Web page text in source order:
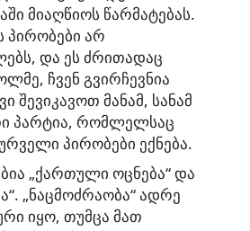
მიაღწიოს წარმატებას.
პირობები არ
და ეს ძრითადაც
ჩვენ გვირჩევნია
შევიკავოთ მანამ, სანამ
პარტია, რომლელსაც
პირობები ექნება.
„ქართული ოცნება“ და
„ნაცმოძრაობა“ ადრე
იყო, თუმცა მათ